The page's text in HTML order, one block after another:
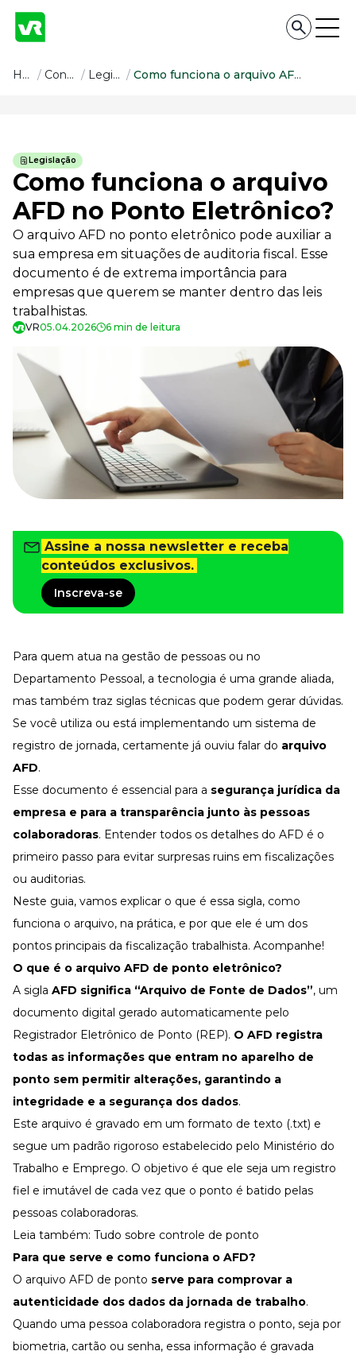
Conteúdo
Todas as categorias
Confira nossos conteúdos
Impulsione o seu negócio
Legislação
Fique por dentro da lei
Pessoas e Cultura
Aprimore a cultura organizacional
Educação Financeira
Saiba como gerenciar o seu dinheiro
Imprensa
VR na Imprensa
Cursos
Cursos
Departamento Pessoal
Para simplificar os processos
Gestão de Empresas e Negócios
Eleve os resultados da organização
Recursos Humanos
Fortaleça a cultura organizacional
Treinamento de Produto
Materiais Gratuitos
Todos os Materiais Gratuitos
Confira nossos materiais
E-book
Aprofunde seu conhecimento
Ferramentas e Templates
Para agilizar o seu trabalho
Infográfico
Kits
Materiais centralizados
Newsletters
Home / Conteúdo / Legislação / Como funciona o arquivo AFD no Ponto Eletrônico?
Legislação
Como funciona o arquivo
AFD no Ponto Eletrônico?
O arquivo AFD no ponto eletrônico pode auxiliar a
sua empresa em situações de auditoria fiscal. Esse
documento é de extrema importância para
empresas que querem se manter dentro das leis
trabalhistas.
VR05.04.2026 6 min de leitura
Assine a nossa newsletter e receba
conteúdos exclusivos.
Inscreva-se
Para quem atua na gestão de pessoas ou no
Departamento Pessoal, a tecnologia é uma grande aliada,
mas também traz siglas técnicas que podem gerar dúvidas.
Se você utiliza ou está implementando um sistema de
registro de jornada, certamente já ouviu falar do arquivo
AFD.
Esse documento é essencial para a segurança jurídica da
empresa e para a transparência junto às pessoas
colaboradoras. Entender todos os detalhes do AFD é o
primeiro passo para evitar surpresas ruins em fiscalizações
ou auditorias.
Neste guia, vamos explicar o que é essa sigla, como
funciona o arquivo, na prática, e por que ele é um dos
pontos principais da fiscalização trabalhista. Acompanhe!
O que é o arquivo AFD de ponto eletrônico?
A sigla AFD significa “Arquivo de Fonte de Dados”, um
documento digital gerado automaticamente pelo
Registrador Eletrônico de Ponto (REP). O AFD registra
todas as informações que entram no aparelho de
ponto sem permitir alterações, garantindo a
integridade e a segurança dos dados.
Este arquivo é gravado em um formato de texto (.txt) e
segue um padrão rigoroso estabelecido pelo Ministério do
Trabalho e Emprego. O objetivo é que ele seja um registro
fiel e imutável de cada vez que o ponto é batido pelas
pessoas colaboradoras.
Leia também: Tudo sobre controle de ponto
Para que serve e como funciona o AFD?
O arquivo AFD de ponto serve para comprovar a
autenticidade dos dados da jornada de trabalho.
Quando uma pessoa colaboradora registra o ponto, seja por
biometria, cartão ou senha, essa informação é gravada